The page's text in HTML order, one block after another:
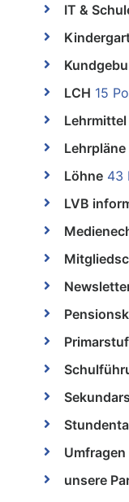
IT &
LCH 15
Lehrmittel
Lehrpläne
Löhne 43
LVB
Umfragen
unsere